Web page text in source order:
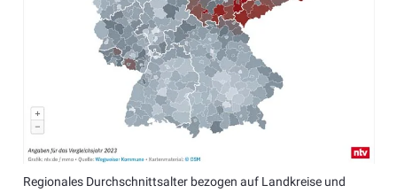
Regionales Durchschnittsalter bezogen auf Landkreise und